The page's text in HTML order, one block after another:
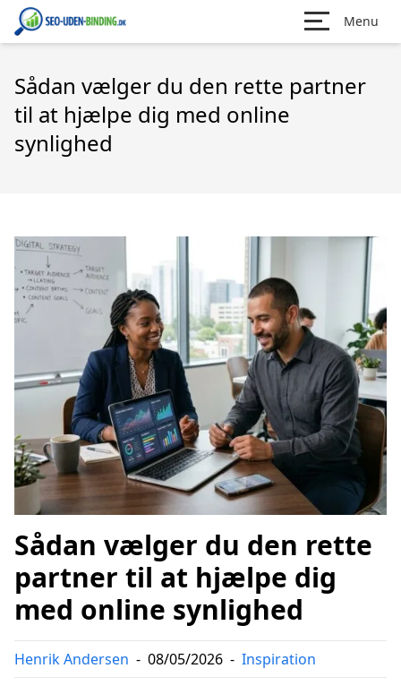
Menu
Sådan vælger du den rette partner
til at hjælpe dig med online
synlighed
Sådan vælger du den rette
partner til at hjælpe dig
med online synlighed
Henrik Andersen - 08/05/2026 - Inspiration